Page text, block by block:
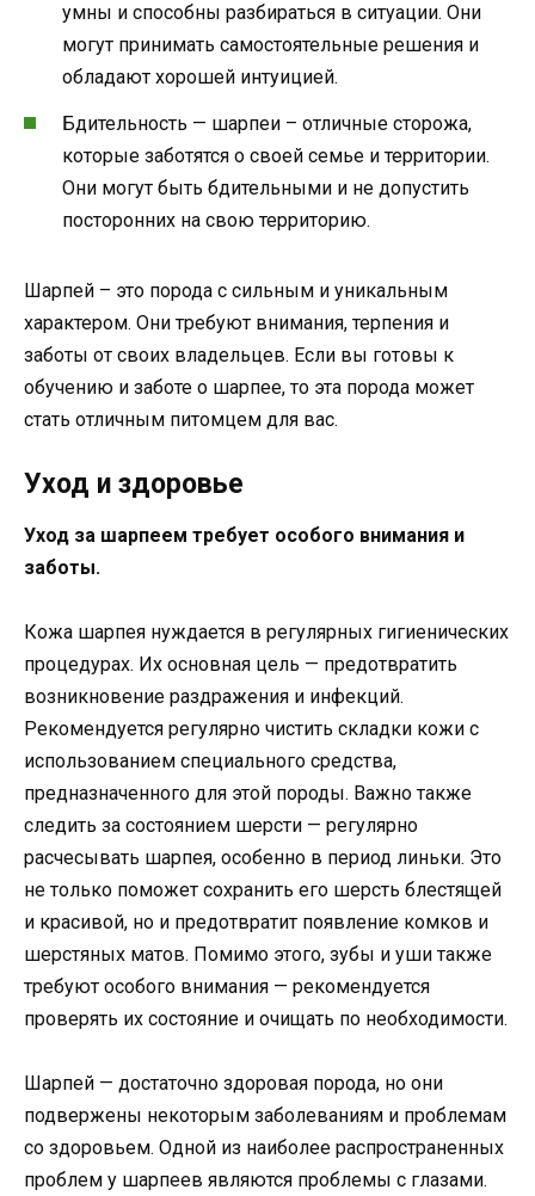
умны и способны разбираться в ситуации. Они
могут принимать самостоятельные решения и
обладают хорошей интуицией.
Бдительность — шарпеи – отличные сторожа,
которые заботятся о своей семье и территории.
Они могут быть бдительными и не допустить
посторонних на свою территорию.
Шарпей – это порода с сильным и уникальным
характером. Они требуют внимания, терпения и
заботы от своих владельцев. Если вы готовы к
обучению и заботе о шарпее, то эта порода может
стать отличным питомцем для вас.
Уход и здоровье
Уход за шарпеем требует особого внимания и
заботы.
Кожа шарпея нуждается в регулярных гигиенических
процедурах. Их основная цель — предотвратить
возникновение раздражения и инфекций.
Рекомендуется регулярно чистить складки кожи с
использованием специального средства,
предназначенного для этой породы. Важно также
следить за состоянием шерсти — регулярно
расчесывать шарпея, особенно в период линьки. Это
не только поможет сохранить его шерсть блестящей
и красивой, но и предотвратит появление комков и
шерстяных матов. Помимо этого, зубы и уши также
требуют особого внимания — рекомендуется
проверять их состояние и очищать по необходимости.
Шарпей — достаточно здоровая порода, но они
подвержены некоторым заболеваниям и проблемам
со здоровьем. Одной из наиболее распространенных
проблем у шарпеев являются проблемы с глазами.